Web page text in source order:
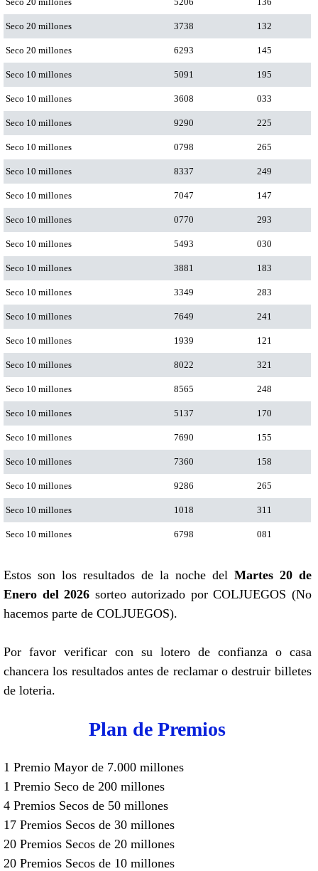
Seco 20 millones 3738 132
Seco 20 millones 6293 145
Seco 10 millones 5091 195
Seco 10 millones 3608 033
Seco 10 millones 9290 225
Seco 10 millones 0798 265
Seco 10 millones 8337 249
Seco 10 millones 7047 147
Seco 10 millones 0770 293
Seco 10 millones 5493 030
Seco 10 millones 3881 183
Seco 10 millones 3349 283
Seco 10 millones 7649 241
Seco 10 millones 1939 121
Seco 10 millones 8022 321
Seco 10 millones 8565 248
Seco 10 millones 5137 170
Seco 10 millones 7690 155
Seco 10 millones 7360 158
Seco 10 millones 9286 265
Seco 10 millones 1018 311
Seco 10 millones 6798 081
Estos son los resultados de la noche del Martes 20 de
Enero del 2026 sorteo autorizado por COLJUEGOS (No
hacemos parte de COLJUEGOS).
Por favor verificar con su lotero de confianza o casa
chancera los resultados antes de reclamar o destruir billetes
de loteria.
Plan de Premios
1 Premio Mayor de 7.000 millones
1 Premio Seco de 200 millones
4 Premios Secos de 50 millones
17 Premios Secos de 30 millones
20 Premios Secos de 20 millones
20 Premios Secos de 10 millones